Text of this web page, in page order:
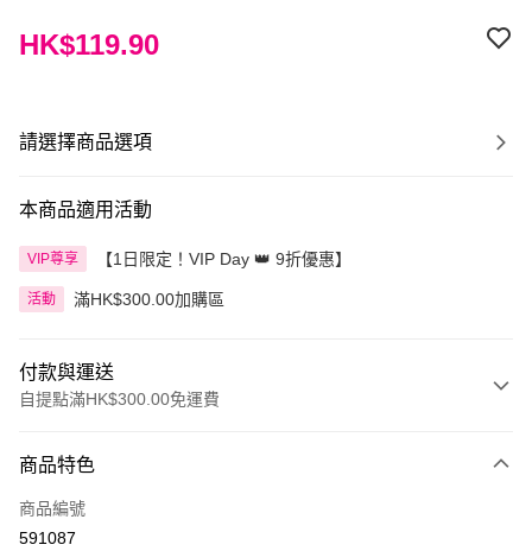
HK$119.90
請選擇商品選項
本商品適用活動
VIP尊享 【1日限定！VIP Day 👑 9折優惠】
活動 滿HK$300.00加購區
付款與運送
自提點滿HK$300.00免運費
信用卡
Apple Pay
商品特色
商品編號
591087